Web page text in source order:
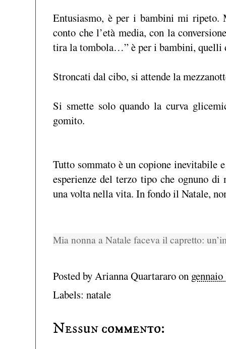
Entusiasmo, è per i bambini mi ripeto.
conto che l’età media, con la
tira la tombola…” è per i bambini,
Stroncati dal cibo, si attende la
Si smette solo quando la curva
gomito.
Tutto sommato è un copione inevitabile
esperienze del terzo tipo che ognuno di
una volta nella vita. In fondo il Natale,
Mia nonna a Natale faceva il capretto:
Posted byArianna Quartararoon
Labels: natale
Nessun commento: